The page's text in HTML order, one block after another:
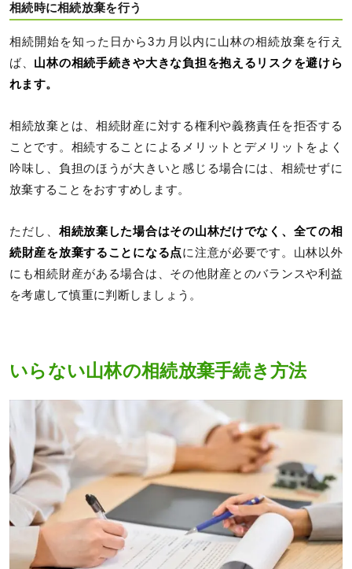
相続時に相続放棄を行う
相続開始を知った日から3カ月以内に山林の相続放棄を行え
ば、 山林の相続手続きや大きな負担を抱えるリスクを避けら
れます。
相続放棄とは、相続財産に対する権利や義務責任を拒否する
ことです。相続することによるメリットとデメリットをよく
吟味し、負担のほうが大きいと感じる場合には、相続せずに
放棄することをおすすめします。
ただし、 相続放棄した場合はその山林だけでなく、全ての相
続財産を放棄することになる点に注意が必要です。山林以外
にも相続財産がある場合は、その他財産とのバランスや利益
を考慮して慎重に判断しましょう。
いらない山林の相続放棄手続き方法